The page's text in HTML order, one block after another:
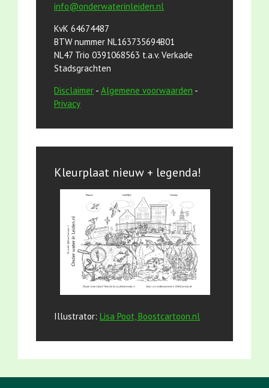
info@onderwaterinleiden.nl
KvK 64674487
BTW nummer NL163735694B01
NL47 Trio 0391068563 t.a.v. Verkade
Stadsgrachten
Disclaimer - Algemene voorwaarden -
Privacy
Kleurplaat nieuw + legenda!
Illustrator: Lisa Poot, Boostcartoon.nl